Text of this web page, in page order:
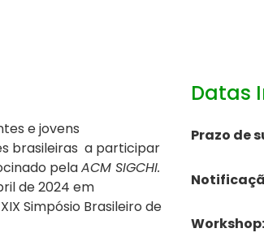
e jovens
brasileiras a participar
pelaACM SIGCHI.
de 2024 em
Simpósio Brasileiro de
Datas
Prazo de
Workshop: